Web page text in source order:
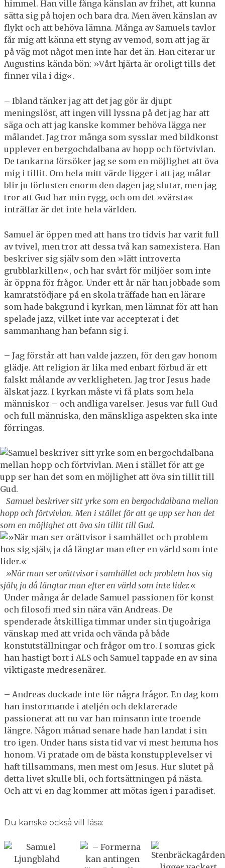
himmel. Han ville fånga känslan av frihet, att kunna
sätta sig på hojen och bara dra. Men även känslan av
flykt och att behöva lämna. Många av Samuels tavlor
får mig att känna ett styng av vemod, som att jag är
på väg mot något men inte har det än. Han citerar ur
Augustins kända bön: »Vårt hjärta är oroligt tills det
finner vila i dig«.
– Ibland tänker jag att det jag gör är djupt
meningslöst, att ingen vill lyssna på det jag har att
säga och att jag kanske kommer behöva lägga ner
målandet. Jag tror många som sysslar med bildkonst
upplever en bergochdalbana av hopp och förtvivlan.
De tankarna försöker jag se som en möjlighet att öva
mig i tillit. Om hela mitt värde ligger i att jag målar
blir ju förlusten enorm den dagen jag slutar, men jag
tror att Gud har min rygg, och om det »värsta«
inträffar är det inte hela världen.
Samuel är öppen med att hans tro tidvis har varit full
av tvivel, men tror att dessa två kan samexistera. Han
beskriver sig själv som den »lätt introverta
grubblarkillen«, och har svårt för miljöer som inte
är öppna för frågor. Under ett år när han jobbade som
kamratstödjare på en skola träffade han en lärare
som hade bakgrund i kyrkan, men lämnat för att han
spelade jazz, vilket inte var accepterat i det
sammanhang han befann sig i.
– Jag förstår att han valde jazzen, för den gav honom
glädje. Att religion är lika med enbart förbud är ett
falskt målande av verkligheten. Jag tror Jesus hade
älskat jazz. I kyrkan måste vi få plats som hela
människor – och andliga varelser. Jesus var full Gud
och full människa, den mänskliga aspekten ska inte
förringas.
Samuel beskriver sitt yrke som en bergoch­dalbana mellan
hopp och förtvivlan. Men i stället för att ge upp ser han det
som en möjlighet att öva sin tillit till Gud.
»När man ser orättvisor i samhället och problem hos sig
själv, ja då längtar man efter en värld som inte lider.«
Under många år delade Samuel passionen för konst
och filosofi med sin nära vän Andreas. De
spenderade åtskilliga timmar under sin tjugoåriga
vänskap med att vrida och vända på både
konstutställningar och frågor om tro. I somras gick
han hastigt bort i ALS och Samuel tappade en av sina
viktigaste medresenärer.
– Andreas duckade inte för några frågor. En dag kom
han instormande i ateljén och deklarerade
passionerat att nu var han minsann inte troende
längre. Någon månad senare hade han landat i sin
tro igen. Under hans sista tid var vi mest hemma hos
honom. Vi pratade om de bästa konstupplevelser vi
haft tillsammans, men mest om Jesus. Hur slutet på
detta livet skulle bli, och fortsättningen på nästa.
Och att vi en dag kommer att mötas igen i paradiset.
Du kanske också vill läsa: